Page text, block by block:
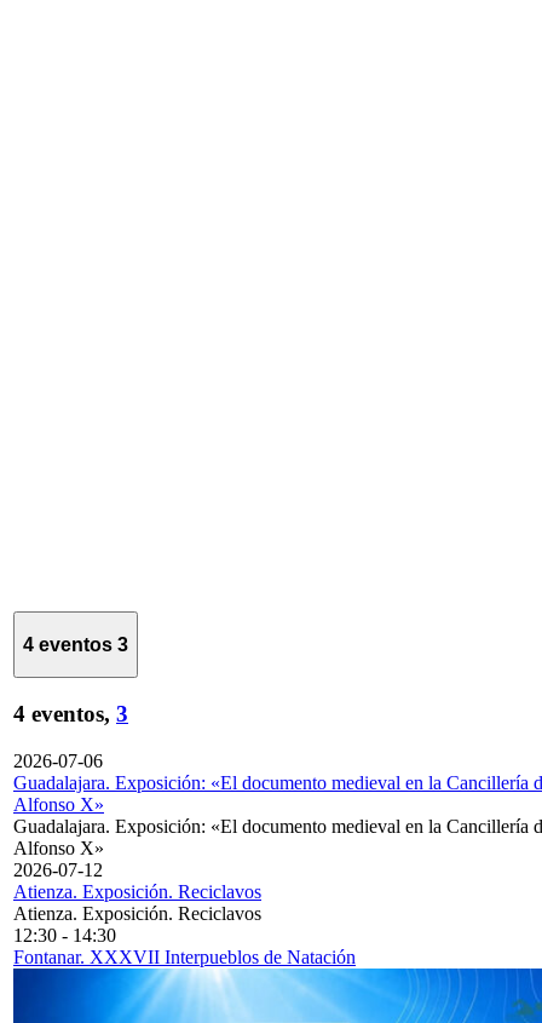
4 eventos 3
4 eventos, 3
2026-07-06
Guadalajara. Exposición: «El documento medieval en la Cancillería
Alfonso X»
Guadalajara. Exposición: «El documento medieval en la Cancillería
Alfonso X»
2026-07-12
Atienza. Exposición. Reciclavos
Atienza. Exposición. Reciclavos
12:30 - 14:30
Fontanar. XXXVII Interpueblos de Natación